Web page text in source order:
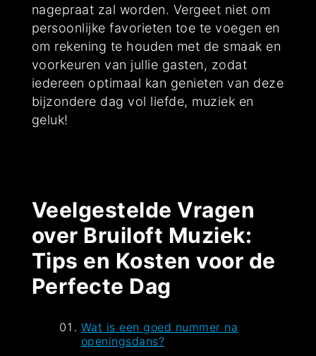
nagepraat zal worden. Vergeet niet om
persoonlijke favorieten toe te voegen en
om rekening te houden met de smaak en
voorkeuren van jullie gasten, zodat
iedereen optimaal kan genieten van deze
bijzondere dag vol liefde, muziek en
geluk!
Veelgestelde Vragen
over Bruiloft Muziek:
Tips en Kosten voor de
Perfecte Dag
Wat is een goed nummer na
openingsdans?